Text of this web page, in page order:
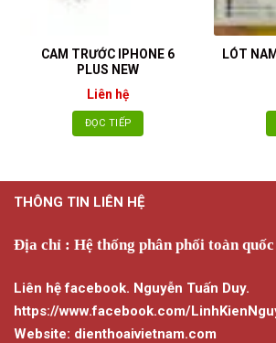
CAM TRƯỚC IPHONE 6
PLUS NEW
Liên hệ
ĐỌC TIẾP
LÓT
THÔNG TIN LIÊN HỆ
Địa chỉ : Hệ thống phân phối toàn quốc
Liên hệ facebook. Nguyễn Tuấn Duy.
https://www.facebook.com/
Website: dienthoaivietnam.com